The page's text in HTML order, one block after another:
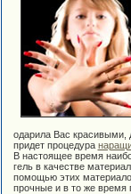
одарила Вас
придет процедура
В настоящее время
гель в качестве
помощью этих
прочные и в то же время